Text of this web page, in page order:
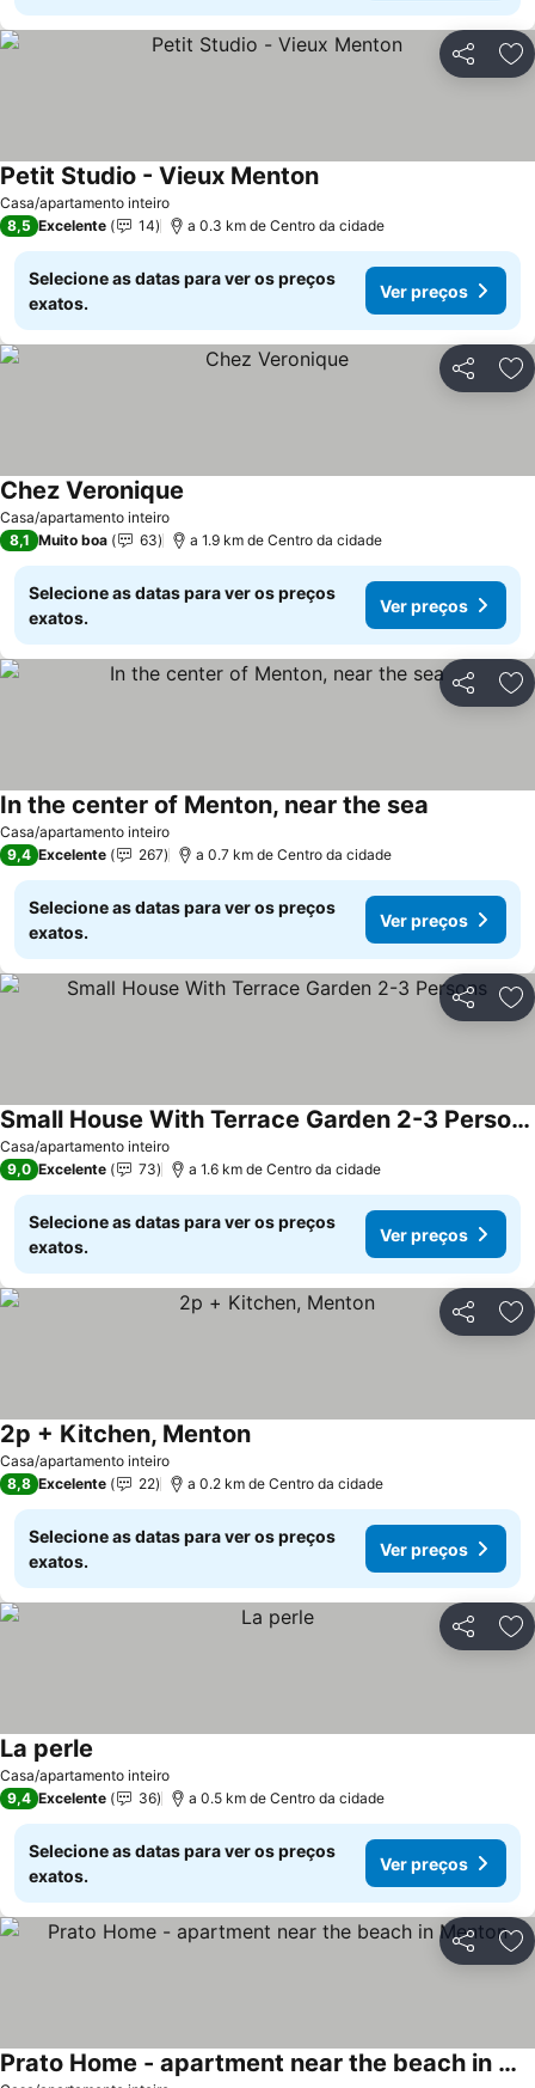
Partilhar
Casa/apartamento inteiro
Petit Studio - Vieux Menton
8,5 Excelente 14 a 0.3 km de Centro da cidade
Selecione as datas para ver os preços
exatos.
Ver preços
Partilhar
Casa/apartamento inteiro
Chez Veronique
8,1 Muito boa 63 a 1.9 km de Centro da cidade
Selecione as datas para ver os preços
exatos.
Ver preços
Partilhar
Casa/apartamento inteiro
In the center of Menton, near the sea
9,4 Excelente 267 a 0.7 km de Centro da cidade
Selecione as datas para ver os preços
exatos.
Ver preços
Partilhar
Casa/apartamento inteiro
Small House With Terrace Garden 2-3 Persons
9,0 Excelente 73 a 1.6 km de Centro da cidade
Selecione as datas para ver os preços
exatos.
Ver preços
Partilhar
Casa/apartamento inteiro
2p + Kitchen, Menton
8,8 Excelente 22 a 0.2 km de Centro da cidade
Selecione as datas para ver os preços
exatos.
Ver preços
Partilhar
Casa/apartamento inteiro
La perle
9,4 Excelente 36 a 0.5 km de Centro da cidade
Selecione as datas para ver os preços
exatos.
Ver preços
Partilhar
Prato Home - apartment near the beach in Menton